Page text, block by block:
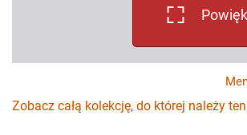
Zobacz całą kolekcję, do której należy